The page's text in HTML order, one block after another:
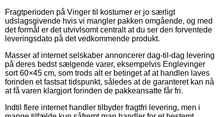
Fragtperioden på Vinger til kostumer er jo særligt
udslagsgivende hvis vi mangler pakken omgående, og med
det formål er det utvivlsomt centralt at du ser den forventede
leveringsdato på det vedkommende produkt.
Masser af internet selskaber annoncerer dag-til-dag levering
på deres bedst sælgende varer, eksempelvis Englevinger
sort 60×45 cm, som trods alt er betinget af at handlen laves
forinden et fastsat tidspunkt, således at de garanteret kan nå
at få varen klargjort forinden de pakkeansatte får fri.
Indtil flere internet handler tilbyder fragtfri levering, men i